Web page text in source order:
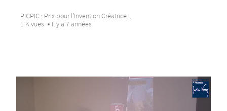
PICPIC : Prix pour l’Invention Créatrice...
1 K vues
Il y a 7 années